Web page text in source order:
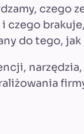
czego
czego
do tego,